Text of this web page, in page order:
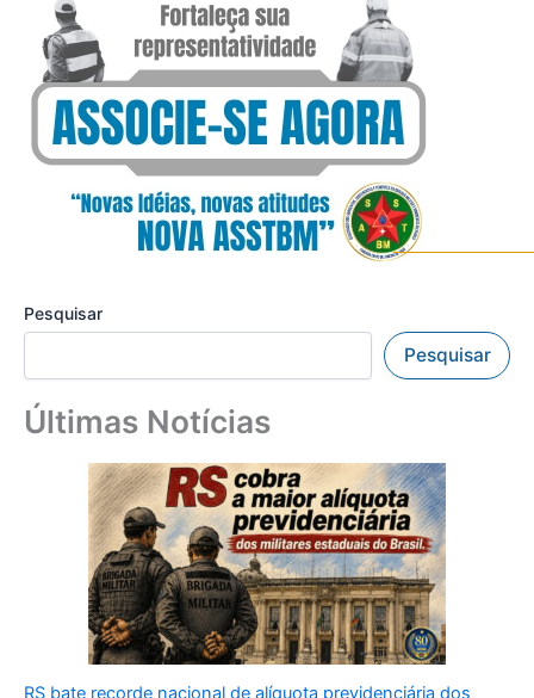
Pesquisar
Pesquisar
Últimas Notícias
RS bate recorde nacional de alíquota previdenciária dos